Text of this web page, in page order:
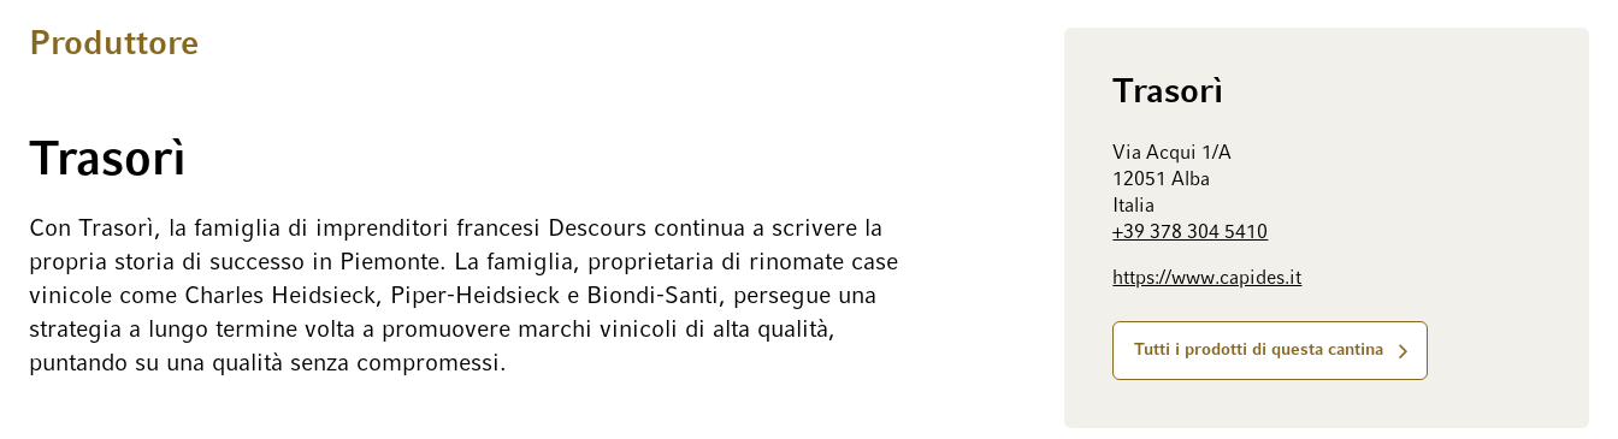
Trasorì
Via Acqui 1/A
12051 Alba
Italia
+39 378 304 5410
https://www.capides.it
Tutti i prodotti di questa cantina
Produttore
Trasorì
Con Trasorì, la famiglia di imprenditori francesi Descours continua a scrivere la
propria storia di successo in Piemonte. La famiglia, proprietaria di rinomate case
vinicole come Charles Heidsieck, Piper-Heidsieck e Biondi-Santi, persegue una
strategia a lungo termine volta a promuovere marchi vinicoli di alta qualità,
puntando su una qualità senza compromessi.